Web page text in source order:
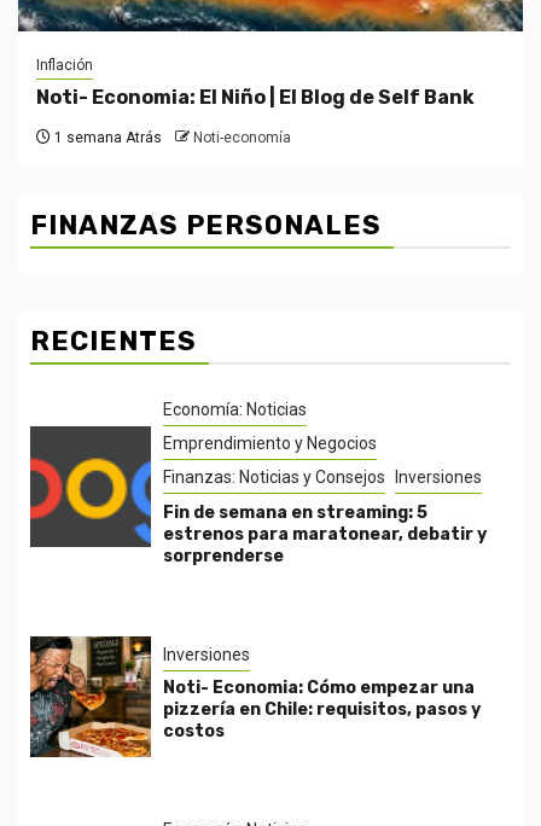
Inflación
Noti- Economia: El Niño | El Blog de Self Bank
1 semana Atrás Noti-economía
FINANZAS PERSONALES
RECIENTES
Economía: Noticias
Emprendimiento y Negocios
Finanzas: Noticias y Consejos
Inversiones
Fin de semana en streaming: 5
estrenos para maratonear, debatir y
sorprenderse
Inversiones
Noti- Economia: Cómo empezar una
pizzería en Chile: requisitos, pasos y
costos